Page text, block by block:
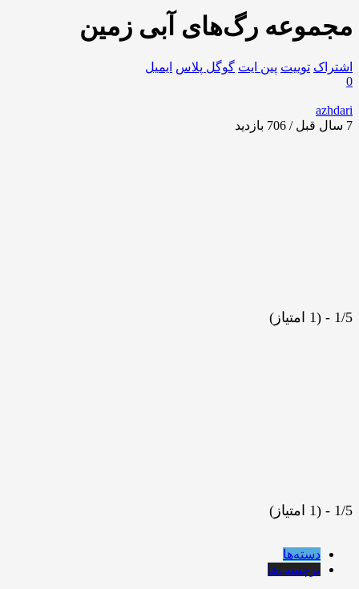
مجموعه رگ‌های آبی زمین
اشتراک توییت پین ایت گوگل‌ پلاس ایمیل
0
azhdari
7 سال قبل / 706
بازدید
1/5 - (1 امتیاز)
1/5 - (1 امتیاز)
دسته‌ها
برچسب‌ها